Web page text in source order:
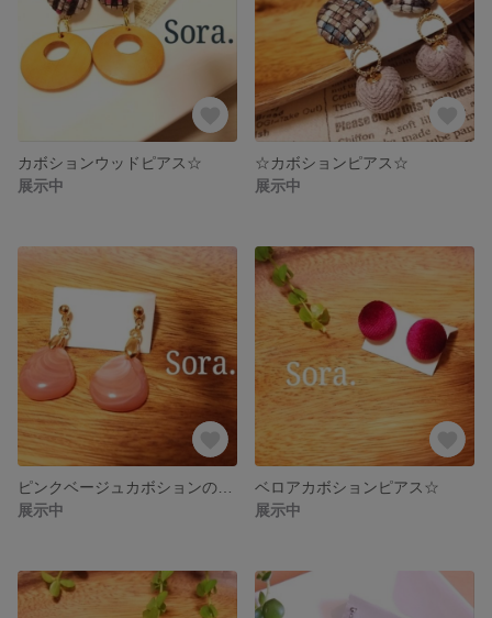
カボションウッドピアス☆
展示中
☆カボションピアス☆
展示中
展示中
ベロアカボションピアス☆
展示中